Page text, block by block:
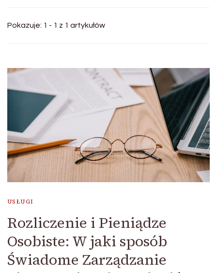
Pokazuje: 1 - 1 z 1 artykułów
USŁUGI
Rozliczenie i Pieniądze
Osobiste: W jaki sposób
Świadome Zarządzanie